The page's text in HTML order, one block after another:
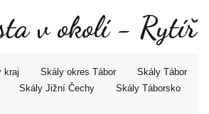
v okolí - Rytíř
kraj Skály okres Tábor
Skály Tábor
Skály Jižní Čechy
Skály Táborsko